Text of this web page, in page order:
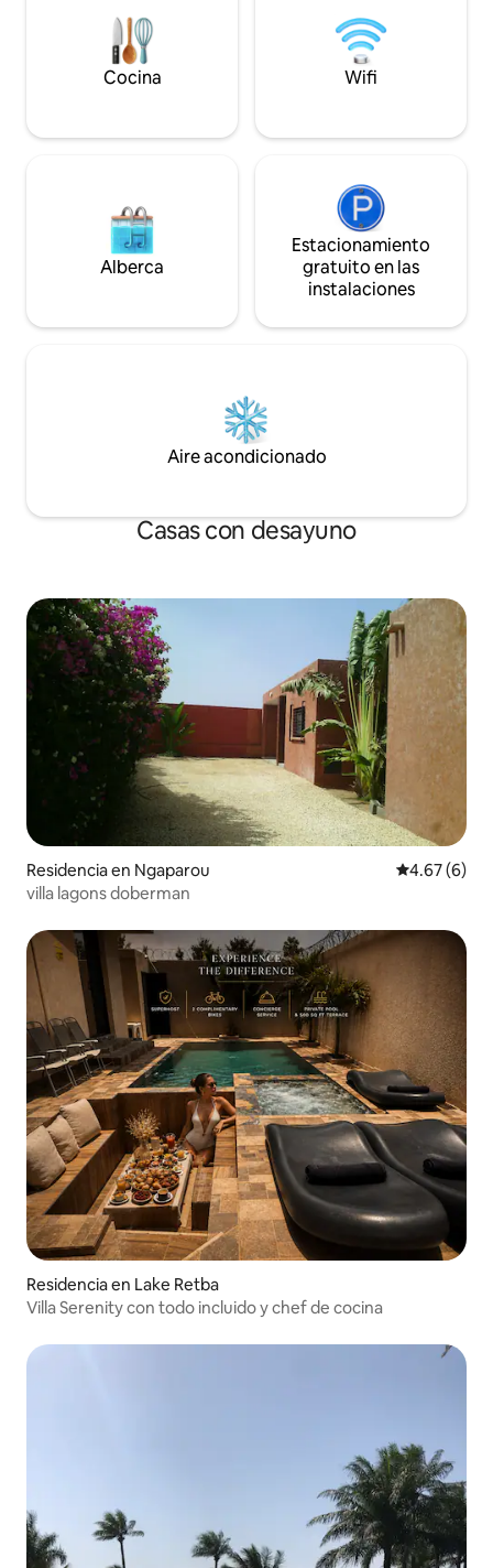
estadía relajante y/o de negocios en un
entorno discreto y bien pensado.
Seguridad: llave RFID, cámaras en la
entrada del vestíbulo y en el hueco de la
encuentra a 1h30
pequeño paraíso
Cocina Wifi
Alberca
Estacionamiento
gratuito en las
instalaciones
Aire acondicionado
Casas con desayuno
Residencia en Ngaparou Calificación
4.67 (6)
villa lagons doberman
Residencia en Lake Retba
Villa Serenity con todo incluido y chef de cocina